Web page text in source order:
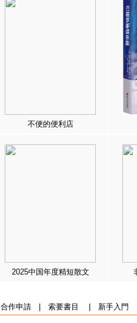
不便的便利店
2025中国年度精短散文
合作申請| 索要書目 新手入門